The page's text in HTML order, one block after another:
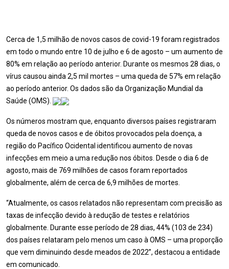
Cerca de 1,5 milhão de novos casos de covid-19 foram registrados
em todo o mundo entre 10 de julho e 6 de agosto – um aumento de
80% em relação ao período anterior. Durante os mesmos 28 dias, o
vírus causou ainda 2,5 mil mortes – uma queda de 57% em relação
ao período anterior. Os dados são da Organização Mundial da
Saúde (OMS).
Os números mostram que, enquanto diversos países registraram
queda de novos casos e de óbitos provocados pela doença, a
região do Pacífico Ocidental identificou aumento de novas
infecções em meio a uma redução nos óbitos. Desde o dia 6 de
agosto, mais de 769 milhões de casos foram reportados
globalmente, além de cerca de 6,9 milhões de mortes.
“Atualmente, os casos relatados não representam com precisão as
taxas de infecção devido à redução de testes e relatórios
globalmente. Durante esse período de 28 dias, 44% (103 de 234)
dos países relataram pelo menos um caso à OMS – uma proporção
que vem diminuindo desde meados de 2022”, destacou a entidade
em comunicado.